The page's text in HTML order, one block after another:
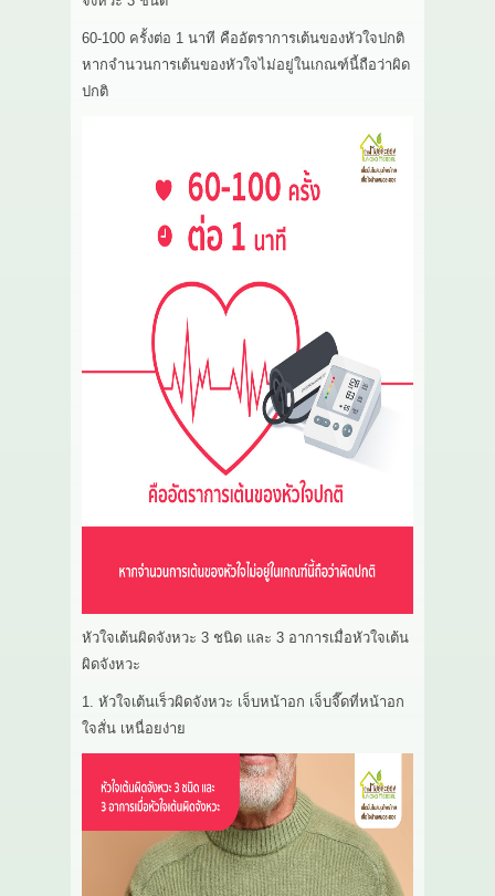
60-100 ครั้งต่อ 1 นาที คืออัตราการเต้นของหัวใจปกติ
หากจำนวนการเต้นของหัวใจไม่อยู่ในเกณฑ์นี้ถือว่าผิด
ปกติ
หัวใจเต้นผิดจังหวะ 3 ชนิด และ 3 อาการเมื่อหัวใจเต้น
ผิดจังหวะ
1. หัวใจเต้นเร็วผิดจังหวะ เจ็บหน้าอก เจ็บจี๊ดที่หน้าอก
ใจสั่น เหนื่อยง่าย